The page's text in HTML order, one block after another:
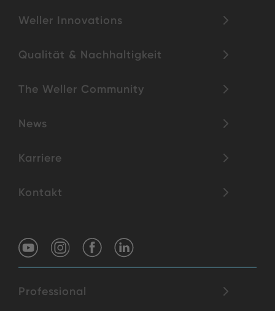
Weller Innovations
Qualität & Nachhaltigkeit
The Weller Community
News
Karriere
Kontakt
Professional